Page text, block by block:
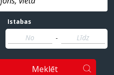
Istabas
-
Meklēt